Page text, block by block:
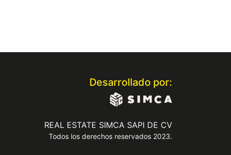
Desarrollado por:
REAL ESTATE SIMCA SAPI DE CV
Todos los derechos reservados 2023.